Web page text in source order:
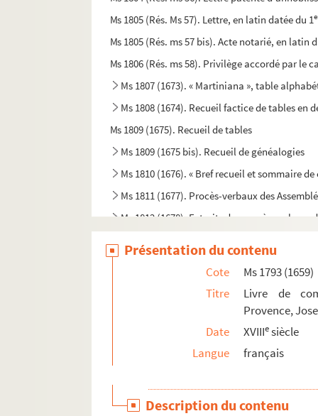
Ms 1805 (Rés. Ms 57). Lettre, en latin datée du 1
Ms 1805 (Rés. ms 57 bis). Acte notarié, en
Ms 1806 (Rés. ms 58). Privilège accordé par
Ms 1807 (1673). « Martiniana », table
Ms 1808 (1674). Recueil factice de tables en
Ms 1809 (1675). Recueil de tables
Ms 1809 (1675 bis). Recueil de généalogies
Ms 1810 (1676). « Bref recueil et sommaire
Ms 1811 (1677). Procès-verbaux des
Ms 1812 (1678). Extraits des procès-verbaux
Ms 1814 (1680). Procès-verbaux des
Ms 1816 (1682). Procès-verbal de
Ms 1817 (1683). « Proces-verbal de
Ms 1818 (1684). « Journal de l'Assemblée
Ms 1820 (1686). « Cérémonial des
Présentation du contenu
Cote
Ms 1793 (1659)
Titre
Livre de
Provence,
Date
XVIIIesiècle
Langue
français
Description du contenu